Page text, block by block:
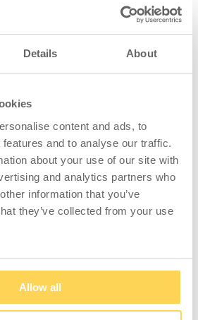
Details About
content and ads, to
and to analyse our traffic.
about your use of our site with
and analytics partners who
information that you’ve
they’ve collected from your use
Allow all
ist sowohl für das
das innere Aluminiumprofil
können mit einer 8 mm
werden. 140 cm
x 148 mm
126 mm
Hubsäule hat eine
mm, ein Einbaumaß von 583
von 4500 N.
Sie uns gerne an!